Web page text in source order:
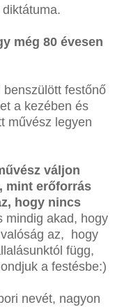
még 80 évesen
festőnő
a kezében és
művész legyen
váljon
mint erőforrás
hogy nincs
mindig akad, hogy
az, hogy
függ,
a festésbe:)
nevét, nagyon